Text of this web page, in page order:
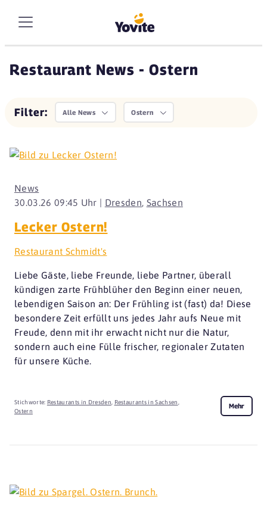
Restaurant News - Ostern
Filter: Alle News Ostern
30.03.26 09:45 Uhr | Dresden, Sachsen
News
Lecker Ostern!
Restaurant Schmidt's
Liebe Gäste, liebe Freunde, liebe Partner, überall
kündigen zarte Frühblüher den Beginn einer neuen,
lebendigen Saison an: Der Frühling ist (fast) da! Diese
besondere Zeit erfüllt uns jedes Jahr aufs Neue mit
Freude, denn mit ihr erwacht nicht nur die Natur,
sondern auch eine Fülle frischer, regionaler Zutaten
für unsere Küche.
Stichworte: Restaurants in Dresden Restaurants in Sachsen
Ostern
Mehr